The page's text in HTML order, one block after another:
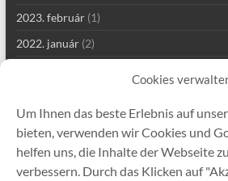
Cookies
Um Ihnen das beste Erlebnis auf
bieten, verwenden wir Cookies und
helfen uns, die Inhalte der Webseite
verbessern. Durch das Klicken auf
2023. február(1)
2022. január(2)
2021. július(1)
2021. június
(1)
2021. május(7)